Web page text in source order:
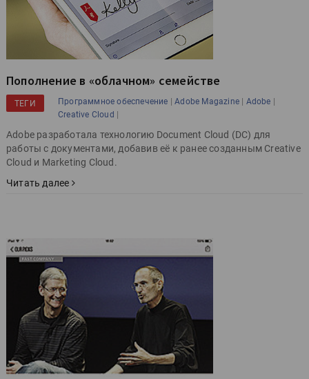
Пополнение в «облачном» семействе
ТЕГИ Программное обеспечение |Adobe Magazine | Adobe |
Creative Cloud |
Adobe разработала технологию Document Cloud (DC) для
работы с документами, добавив её к ранее созданным Creative
Cloud и Marketing Cloud.
Читать далее